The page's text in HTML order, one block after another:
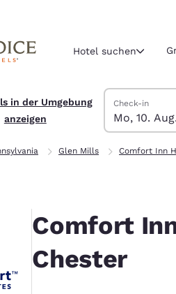
Aktuelle
Deutsch
United
English
Hotel suchen
in der Umgebung
anzeigen
Hotels suchen
Montag, 10.
Check-in
Mo, 10.
Dienstag, 11.
Dienstag, 11.
Montag, 10.
Glen Mills Comfort Inn
Comfort
Chester